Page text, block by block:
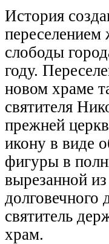
История
переселением
слободы
году.
новом храме
святителя
прежней
икону в виде
фигуры в
вырезанной
долговечного
святитель
храм.